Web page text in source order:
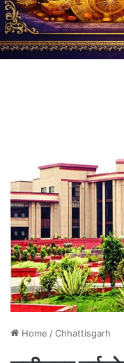
Home /Chhattisgarh